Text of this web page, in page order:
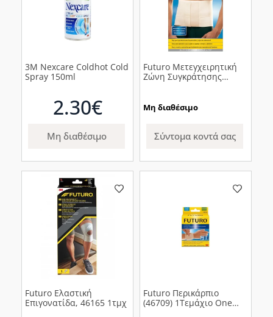
3M Nexcare Coldhot Cold
Spray 150ml
2.30€
Μη διαθέσιμο
Futuro Μετεγχειρητική
Ζώνη Συγκράτησης
Μη διαθέσιμο
Σύντομα κοντά σας
Futuro Ελαστική
Επιγονατίδα, 46165 1τμχ
Futuro Περικάρπιο
(46709) 1Τεμάχιο One